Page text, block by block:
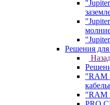
Решения
"RAM
"RAM